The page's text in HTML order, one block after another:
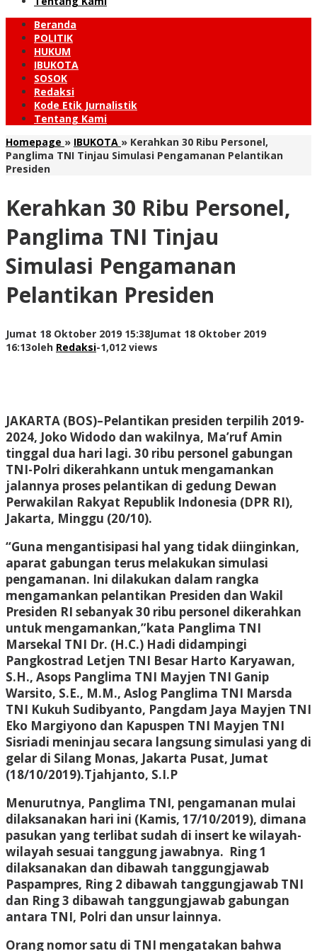
Beranda
POLITIK
HUKUM
IBUKOTA
SOSOK
Redaksi
Kode Etik Jurnalistik
Tentang Kami
Homepage » IBUKOTA » Kerahkan 30 Ribu Personel,
Panglima TNI Tinjau Simulasi Pengamanan Pelantikan
Presiden
Kerahkan 30 Ribu Personel,
Panglima TNI Tinjau
Simulasi Pengamanan
Pelantikan Presiden
Jumat 18 Oktober 2019 15:38Jumat 18 Oktober 2019
16:13oleh Redaksi-1,012 views
JAKARTA (BOS)–Pelantikan presiden terpilih 2019-
2024, Joko Widodo dan wakilnya, Ma’ruf Amin
tinggal dua hari lagi. 30 ribu personel gabungan
TNI-Polri dikerahkann untuk mengamankan
jalannya proses pelantikan di gedung Dewan
Perwakilan Rakyat Republik Indonesia (DPR RI),
Jakarta, Minggu (20/10).
“Guna mengantisipasi hal yang tidak diinginkan,
aparat gabungan terus melakukan simulasi
pengamanan. Ini dilakukan dalam rangka
mengamankan pelantikan Presiden dan Wakil
Presiden RI sebanyak 30 ribu personel dikerahkan
untuk mengamankan,”kata Panglima TNI
Marsekal TNI Dr. (H.C.) Hadi didampingi
Pangkostrad Letjen TNI Besar Harto Karyawan,
S.H., Asops Panglima TNI Mayjen TNI Ganip
Warsito, S.E., M.M., Aslog Panglima TNI Marsda
TNI Kukuh Sudibyanto, Pangdam Jaya Mayjen TNI
Eko Margiyono dan Kapuspen TNI Mayjen TNI
Sisriadi meninjau secara langsung simulasi yang di
gelar di Silang Monas, Jakarta Pusat, Jumat
(18/10/2019).Tjahjanto, S.I.P
Menurutnya, Panglima TNI, pengamanan mulai
dilaksanakan hari ini (Kamis, 17/10/2019), dimana
pasukan yang terlibat sudah di insert ke wilayah-
wilayah sesuai tanggung jawabnya. Ring 1
dilaksanakan dan dibawah tanggungjawab
Paspampres, Ring 2 dibawah tanggungjawab TNI
dan Ring 3 dibawah tanggungjawab gabungan
antara TNI, Polri dan unsur lainnya.
Orang nomor satu di TNI mengatakan bahwa